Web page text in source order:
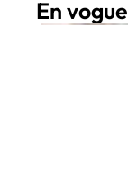
En vogue